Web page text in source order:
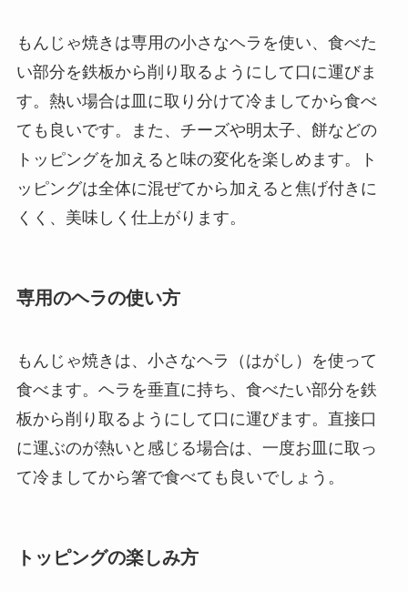
もんじゃ焼きは専用の小さなヘラを使い、食べた
い部分を鉄板から削り取るようにして口に運びま
す。熱い場合は皿に取り分けて冷ましてから食べ
ても良いです。また、チーズや明太子、餅などの
トッピングを加えると味の変化を楽しめます。ト
ッピングは全体に混ぜてから加えると焦げ付きに
くく、美味しく仕上がります。
専用のヘラの使い方
もんじゃ焼きは、小さなヘラ（はがし）を使って
食べます。ヘラを垂直に持ち、食べたい部分を鉄
板から削り取るようにして口に運びます。直接口
に運ぶのが熱いと感じる場合は、一度お皿に取っ
て冷ましてから箸で食べても良いでしょう。
トッピングの楽しみ方